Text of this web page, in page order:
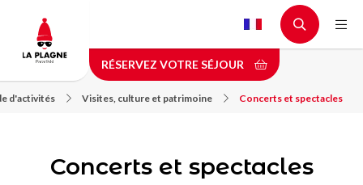
contenu
principal
RÉSERVEZ VOTRE SÉJOUR
d'activités Visites, culture et patrimoine Concerts et spectacles
Concerts et spectacles